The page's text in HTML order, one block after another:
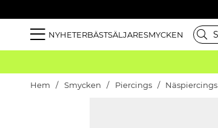
NYHETERBÄSTSÄLJARESMYCKEN
Hem Smycken Piercings Näspiercings